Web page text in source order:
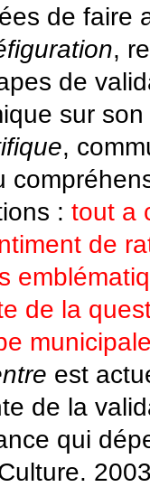
de faire
,
de
sur
,
: tout a
de
de la
est
de la
qui